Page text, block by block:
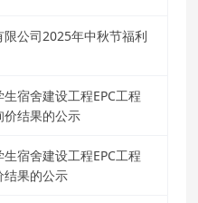
公司2025年中秋节福利
宿舍建设工程EPC工程
价结果的公示
宿舍建设工程EPC工程
结果的公示